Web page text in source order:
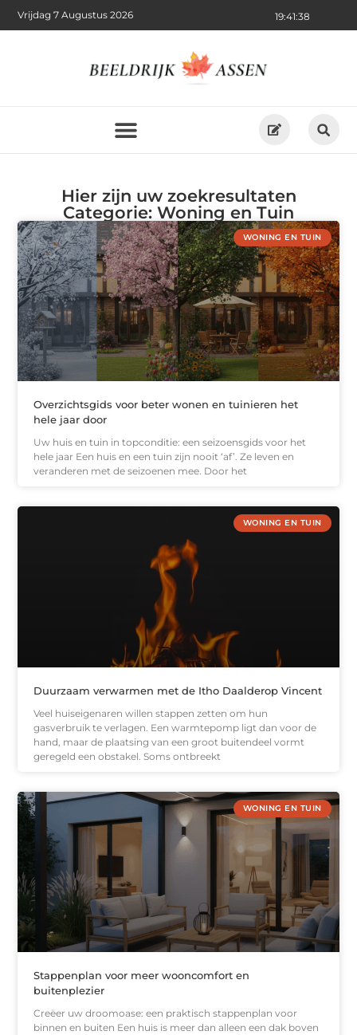
19:41:40
Vrijdag 7 Augustus 2026
Hier zijn uw zoekresultaten
Categorie: Woning en Tuin
WONING EN TUIN
Overzichtsgids voor beter wonen en tuinieren het
hele jaar door
Uw huis en tuin in topconditie: een seizoensgids voor het
hele jaar Een huis en een tuin zijn nooit ‘af’. Ze leven en
veranderen met de seizoenen mee. Door het
WONING EN TUIN
Duurzaam verwarmen met de Itho Daalderop Vincent
Veel huiseigenaren willen stappen zetten om hun
gasverbruik te verlagen. Een warmtepomp ligt dan voor de
hand, maar de plaatsing van een groot buitendeel vormt
geregeld een obstakel. Soms ontbreekt
WONING EN TUIN
Stappenplan voor meer wooncomfort en
buitenplezier
Creëer uw droomoase: een praktisch stappenplan voor
binnen en buiten Een huis is meer dan alleen een dak boven